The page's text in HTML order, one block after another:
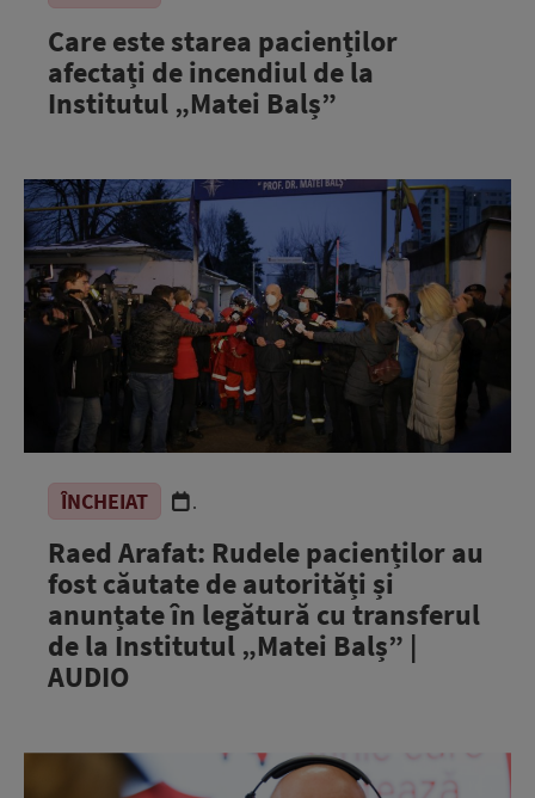
Care este starea pacienților
afectați de incendiul de la
Institutul „Matei Balș”
ÎNCHEIAT .
Raed Arafat: Rudele pacienților au
fost căutate de autorități și
anunțate în legătură cu transferul
de la Institutul „Matei Balș” |
AUDIO